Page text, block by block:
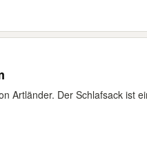
Artländer. Der Schlafsack ist